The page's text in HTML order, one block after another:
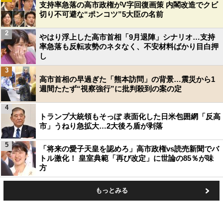
支持率急落の高市政権がV字回復画策 内閣改造でクビ
切り不可避な“ポンコツ”5大臣の名前
やはり浮上した高市首相「9月退陣」シナリオ…支持
率急落も反転攻勢のネタなく、不安材料ばかり目白押
し
2
高市首相の早過ぎた「熊本訪問」の背景…震災から1
週間たたず“視察強行”に批判殺到の案の定
3
トランプ大統領もそっぽ 表面化した日米包囲網「反高
市」うねり急拡大…2大後ろ盾が剥落
4
「将来の愛子天皇を認めろ」高市政権vs読売新聞でバ
トル激化！ 皇室典範「再び改定」に世論の85％が味
方
5
もっとみる